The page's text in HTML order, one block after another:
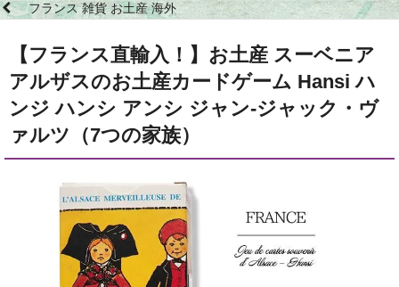
フランス 雑貨 お土産 海外
【フランス直輸入！】お土産 スーベニア
アルザスのお土産カードゲーム Hansi ハ
ンジ ハンシ アンシ ジャン-ジャック・ヴ
ァルツ（7つの家族）